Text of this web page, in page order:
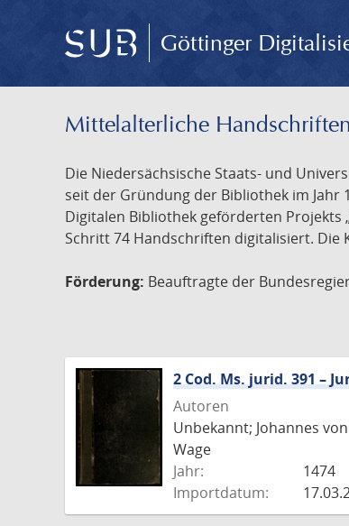
Göttinger
Mittelalterliche Handschriften
Die Niedersächsische Staats- und
seit der Gründung der Bibliothek im Jahr
Digitalen Bibliothek geförderten
Schritt 74 Handschriften digitalisiert.
Förderung: Beauftragte der
2 Cod. Ms. jurid. 391 –
Autoren
Unbekannt; Johannes
Wage
Jahr:
1474
Importdatum: